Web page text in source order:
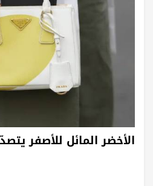
الأخضر المائل للأصفر يتصدّر